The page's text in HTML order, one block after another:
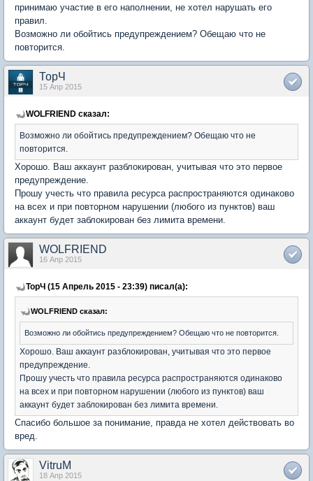
принимаю участие в его наполнении, не хотел нарушать его
правил.
Возможно ли обойтись предупреждением? Обещаю что не
повторится.
ТорЧ
15 Апр 2015
WOLFRIEND сказал:
Возможно ли обойтись предупреждением? Обещаю что не
повторится.
Хорошо. Ваш аккаунт разблокирован, учитывая что это первое
предупреждение.
Прошу учесть что правила ресурса распространяются одинаково
на всех и при повторном нарушении (любого из пунктов) ваш
аккаунт будет заблокирован без лимита времени.
WOLFRIEND
16 Апр 2015
ТорЧ (15 Апрель 2015 - 23:39) писал(а):
WOLFRIEND сказал:
Возможно ли обойтись предупреждением? Обещаю что не повторится.
Хорошо. Ваш аккаунт разблокирован, учитывая что это первое
предупреждение.
Прошу учесть что правила ресурса распространяются одинаково
на всех и при повторном нарушении (любого из пунктов) ваш
аккаунт будет заблокирован без лимита времени.
Спасибо большое за понимание, правда не хотел действовать во
вред.
VitruM
18 Апр 2015